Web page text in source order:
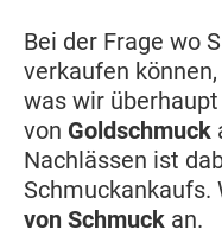
Bei der Frage wo
verkaufen
was wir
von Goldschmuck
Nachlässen ist
Schmuckankaufs.
von Schmuck an.